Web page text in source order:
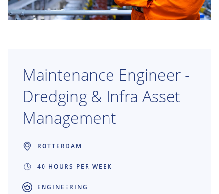
Maintenance Engineer -
Dredging & Infra Asset
Management
ROTTERDAM
40 HOURS PER WEEK
ENGINEERING